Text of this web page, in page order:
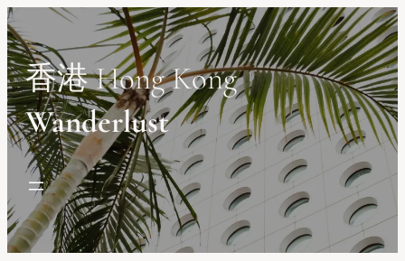
Skip
to
content
香港 Hong Kong
Wanderlust